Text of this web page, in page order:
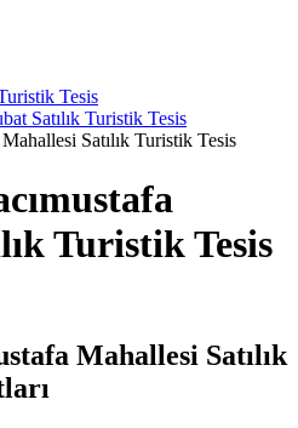
Tesis
Satılık Turistik Tesis
Satılık Turistik Tesis
Turistik Tesis
Mahallesi Satılık